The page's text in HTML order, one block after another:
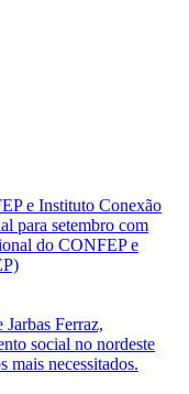
e Instituto Conexão
para setembro com
do CONFEP e
Ferraz,
social no nordeste
mais necessitados.